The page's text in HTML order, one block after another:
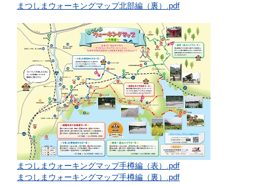
まつしまウォーキングマップ北部編（裏）.pdf
まつしまウォーキングマップ手樽編（表）.pdf
まつしまウォーキングマップ手樽編（裏）.pdf